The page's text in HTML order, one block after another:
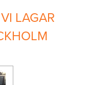
LAGAR